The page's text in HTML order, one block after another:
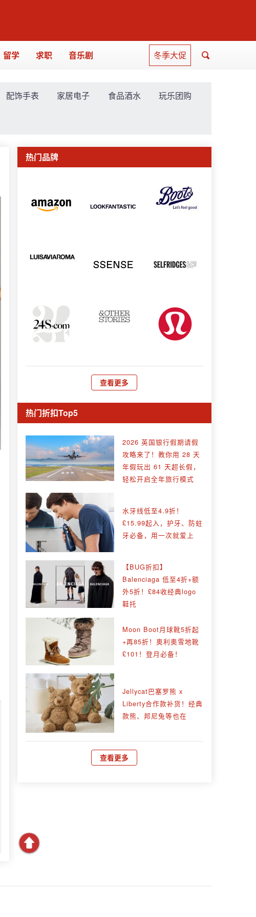
留学 求职 音乐剧 冬季大促
配饰手表 家居电子 食品酒水 玩乐团购
热门品牌
查看更多
热门折扣Top5
2026 英国银行假期请假
攻略来了！教你用 28 天
年假玩出 61 天超长假，
轻松开启全年旅行模式
水牙线低至4.9折！
£15.99起入，护牙、防蛀
牙必备，用一次就爱上
【BUG折扣】
Balenciaga 低至4折+额
外5折！£84收经典logo
鞋托
Moon Boot月球靴5折起
+再85折！奥利奥雪地靴
£101！登月必备！
Jellycat巴塞罗熊 x
Liberty合作款补货！经典
款熊、邦尼兔等也在
查看更多